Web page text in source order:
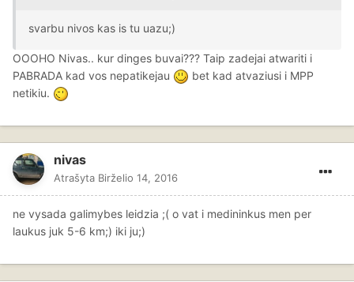
svarbu nivos kas is tu uazu;)
OOOHO Nivas.. kur dinges buvai??? Taip zadejai atwariti i
PABRADA kad vos nepatikejau
bet kad atvaziusi i MPP
netikiu.
nivas
Atrašyta Birželio 14, 2016
ne vysada galimybes leidzia ;( o vat i medininkus men per
laukus juk 5-6 km;) iki ju;)